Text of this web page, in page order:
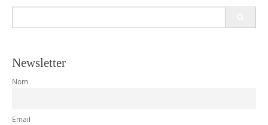
Newsletter
Nom
Email